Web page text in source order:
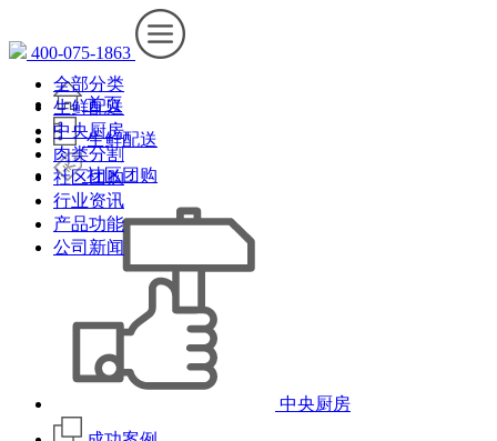
400-075-1863
首页
生鲜配送
社区团购
中央厨房
全部分类
生鲜配送
中央厨房
肉类分割
社区团购
行业资讯
产品功能
公司新闻